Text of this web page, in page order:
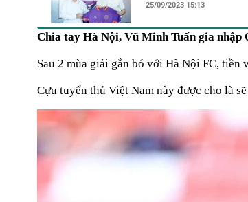
25/09/2023 15:13
Chia tay Hà Nội, Vũ Minh Tuấn gia nhập
Sau 2 mùa giải gắn bó với Hà Nội FC,
Cựu tuyển thủ Việt Nam này được cho là